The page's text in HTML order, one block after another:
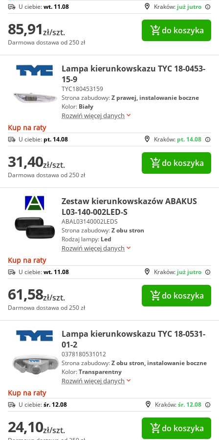
Kraków: już jutro
U ciebie:wt. 11.08
85,91zł/szt.
Darmowa dostawa od 250 zł
do koszyka
Lampa kierunkowskazu TYC 18-0453-
15-9
TYC180453159
Strona zabudowy:Z prawej, instalowanie boczne
Kolor: Biały
Rozwiń więcej danych
Kup na raty
Kraków: pt. 14.08
U ciebie: pt. 14.08
31,40zł/szt.
Darmowa dostawa od 250 zł
do koszyka
Zestaw kierunkowskazów ABAKUS
L03-140-002LED-S
ABAL03140002LEDS
Strona zabudowy:Z obu stron
Rodzaj lampy: Led
Rozwiń więcej danych
Kup na raty
Kraków: już jutro
U ciebie:wt. 11.08
61,58zł/szt.
Darmowa dostawa od 250 zł
do koszyka
Lampa kierunkowskazu TYC 18-0531-
01-2
0378180531012
Strona zabudowy:Z obu stron, instalowanie boczne
Kolor:Transparentny
Rozwiń więcej danych
Kup na raty
Kraków:śr. 12.08
U ciebie:śr. 12.08
24,10zł/szt. do koszyka